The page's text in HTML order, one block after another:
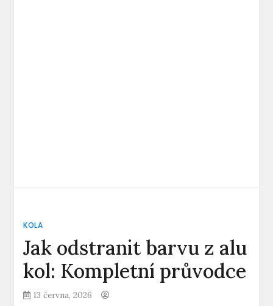
KOLA
Jak odstranit barvu z alu
kol: Kompletní průvodce
13 června, 2026